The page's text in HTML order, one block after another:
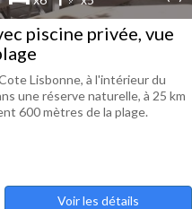
piscine privée, vue
Lisbonne, à l'intérieur du
une réserve naturelle, à 25 km
600 mètres de la plage.
Voir les détails